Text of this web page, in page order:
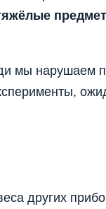
мы нарушаем
других